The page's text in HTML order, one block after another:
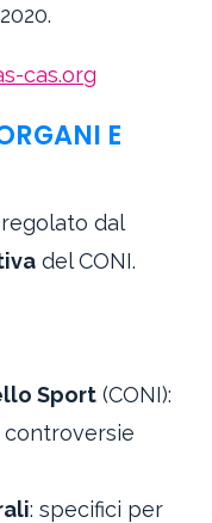
cas.org
E
dal
del CONI.
Sport (CONI):
: specifici per